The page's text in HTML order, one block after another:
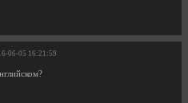
06-05 16:21:59